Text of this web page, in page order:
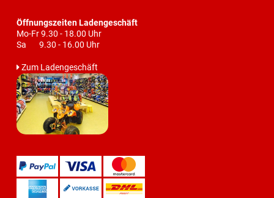
Öffnungszeiten Ladengeschäft
Mo-Fr 9.30 - 18.00 Uhr
Sa 9.30 - 16.00 Uhr
Zum Ladengeschäft